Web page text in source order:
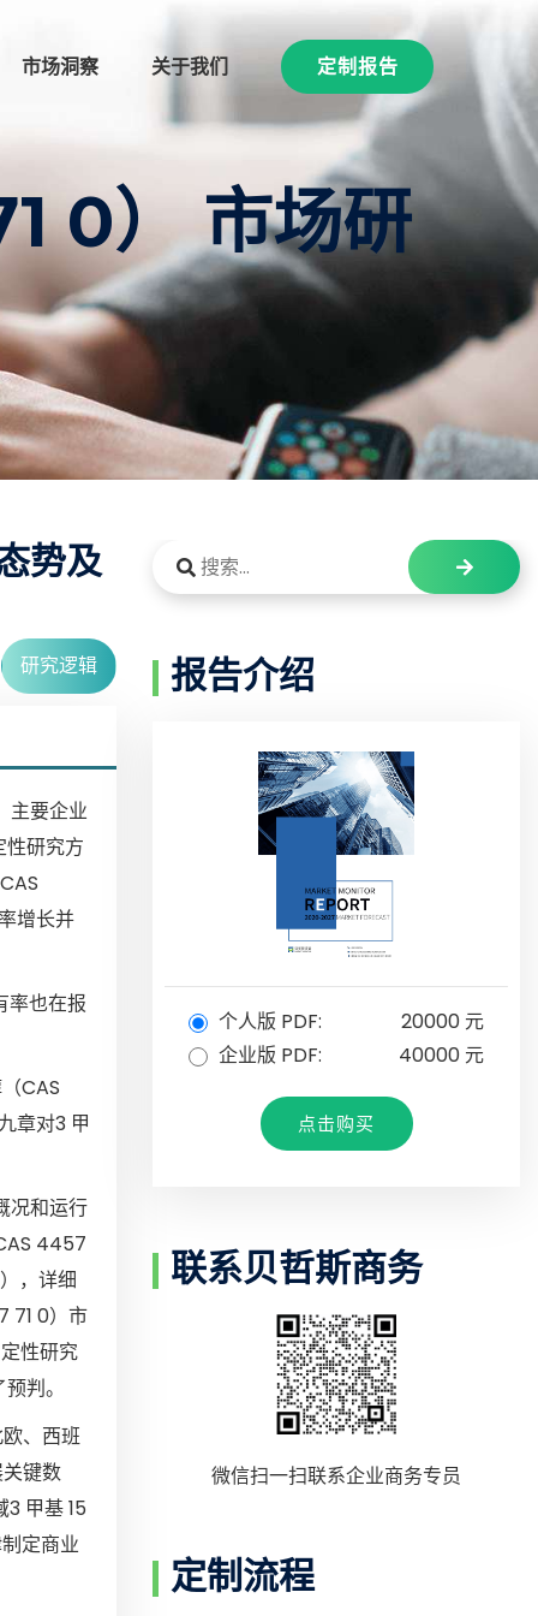
市场洞察 关于我们 定制报告
0） 市场研
势及
研究逻辑
主要企业
研究方
增长并
率也在报
CAS
章对3 甲
况和运行
4457
，详细
71 0）市
性研究
判。
、西班
键数
甲基 15
定商业
报告介绍
个人版 PDF:
20000 元
企业版 PDF:
40000 元
点击购买
联系贝哲斯商务
微信扫一扫联系企业商务专员
定制流程